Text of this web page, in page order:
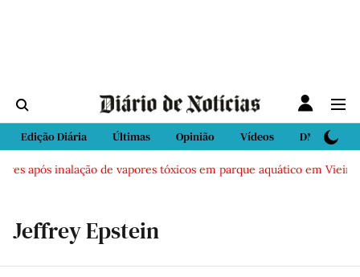
Edição Diária Últimas Opinião Vídeos DN Sport
inalação de vapores tóxicos em parque aquático em Vieira de
Jeffrey Epstein